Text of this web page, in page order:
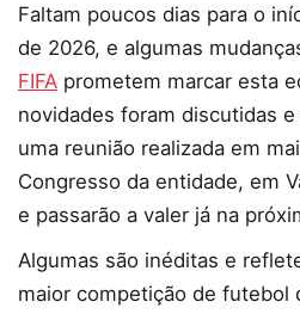
Faltam poucos dias para o
de 2026, e algumas
FIFA prometem marcar esta
novidades foram discutidas
uma reunião realizada em
Congresso da entidade, em
e passarão a valer já na
Algumas são inéditas e
maior competição de futebol